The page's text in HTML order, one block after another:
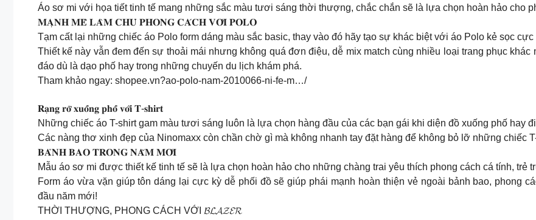
Áo sơ mi với họa tiết tinh tế mang những sắc màu tươi sáng thời thượng, chắc chắn sẽ là lựa chọn hoàn hảo cho
𝐌𝐀̣𝐍𝐇 𝐌𝐄̃ 𝐋𝐀̀𝐌 𝐂𝐇𝐔̉ 𝐏𝐇𝐎𝐍𝐆 𝐂𝐀́𝐂𝐇 𝐕𝐎̛́𝐈 𝐏𝐎𝐋𝐎
Tạm cất lại những chiếc áo Polo form dáng màu sắc basic, thay vào đó hãy tạo sự khác biệt với áo Polo kẻ sọc cực
Thiết kế này vẫn đem đến sự thoải mái nhưng không quá đơn điệu, dễ mix match cùng nhiều loại trang phục
đáo dù là dạo phố hay trong những chuyến du lịch khám phá.
Tham khảo ngay: shopee.vn?ao-polo-nam-2010066-ni-fe-m…/
𝐑𝐚̣𝐧𝐠 𝐫𝐨̛̃ 𝐱𝐮𝐨̂́𝐧𝐠 𝐩𝐡𝐨̂́ 𝐯𝐨̛́𝐢 𝐓-𝐬𝐡𝐢𝐫𝐭
Những chiếc áo T-shirt gam màu tươi sáng luôn là lựa chọn hàng đầu của các bạn gái khi diện đồ xuống phố hay
Các nàng thơ xinh đẹp của Ninomaxx còn chần chờ gì mà không nhanh tay đặt hàng để không bỏ lỡ những chiếc
𝐁𝐀̉𝐍𝐇 𝐁𝐀𝐎 𝐓𝐑𝐎𝐍𝐆 𝐍𝐀̆𝐌 𝐌𝐎̛́𝐈
Mẫu áo sơ mi được thiết kế tinh tế sẽ là lựa chọn hoàn hảo cho những chàng trai yêu thích phong cách cá tính, trẻ
Form áo vừa vặn giúp tôn dáng lại cực kỳ dễ phối đồ sẽ giúp phái mạnh hoàn thiện vẻ ngoài bảnh bao, phong
đầu năm mới!
THỜI THƯỢNG, PHONG CÁCH VỚI 𝓑𝓛𝓐𝓩𝓔𝓡